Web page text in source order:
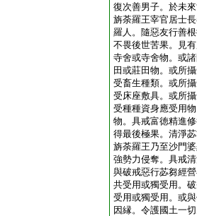
復次善男子。於未
旃荼羅王宰官居士
羅人。隨惡友行善
不畏後世苦果。見
寺舍或寺舍物。或
田或莊田物。或所
受畜生種類。或所
受床座敷具。或所
受種種資身應受用
物。具戒富徳精進
得最後極果。清淨
旃荼羅王乃至沙門
強勢力侵奪。具戒
與破戒惡行苾芻經
共受用或獨受用。
受用或獨受用。或
因縁。令護國土一